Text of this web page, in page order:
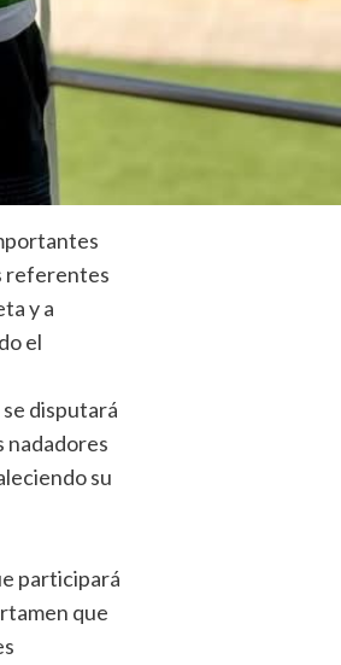
referentes
y a
el
disputará
nadadores
su
participará
que